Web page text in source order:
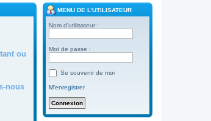
ou
nous
MENU DE L’UTILISATEUR
Nom d’utilisateur :
Mot de passe :
Se souvenir de moi
M’enregistrer